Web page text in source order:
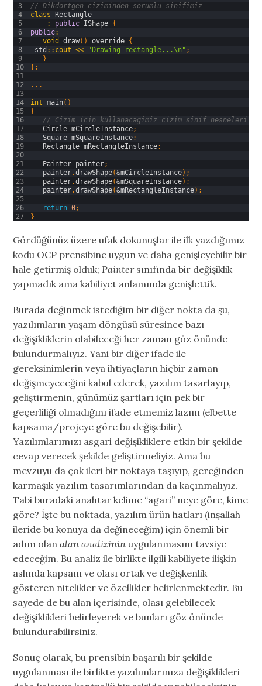
3
4
5
6
7
8
9
10
11
12
13
14
15
16
17
18
19
20
21
22
23
24
25
26
27
// Dikdortgen ciziminden sorumlu sinifimiz
class
Rectangle
:
public IShape {
public:
void
draw( ) override {
std :: cout << "Drawing rectangle...\n" ;
}
} ;
. . .
int main( )
{
// Cizim icin kullanacagimiz cizim sinif nesneleri
Circle mCircleInstance;
Square mSquareInstance;
Rectangle mRectangleInstance;
Painter painter;
painter.drawShape(&mCircleInstance) ;
painter.drawShape(&mSquareInstance) ;
painter.drawShape(&mRectangleInstance) ;
return 0;
}
Gördüğünüz üzere ufak dokunuşlar ile ilk yazdığımız
kodu OCP prensibine uygun ve daha genişleyebilir bir
hale getirmiş olduk; Painter sınıfında bir değişiklik
yapmadık ama kabiliyet anlamında genişlettik.
Burada değinmek istediğim bir diğer nokta da şu,
yazılımların yaşam döngüsü süresince bazı
değişikliklerin olabileceği her zaman göz önünde
bulundurmalıyız. Yani bir diğer ifade ile
gereksinimlerin veya ihtiyaçların hiçbir zaman
değişmeyeceğini kabul ederek, yazılım tasarlayıp,
geliştirmenin, günümüz şartları için pek bir
geçerliliği olmadığını ifade etmemiz lazım (elbette
kapsama/projeye göre bu değişebilir).
Yazılımlarımızı asgari değişikliklere etkin bir şekilde
cevap verecek şekilde geliştirmeliyiz. Ama bu
mevzuyu da çok ileri bir noktaya taşıyıp, gereğinden
karmaşık yazılım tasarımlarından da kaçınmalıyız.
Tabi buradaki anahtar kelime “agari” neye göre, kime
göre? İşte bu noktada, yazılım ürün hatları (inşallah
ileride bu konuya da değineceğim) için önemli bir
adım olanalan analizinin uygulanmasını tavsiye
edeceğim. Bu analiz ile birlikte ilgili kabiliyete ilişkin
aslında kapsam ve olası ortak ve değişkenlik
gösteren nitelikler ve özellikler belirlenmektedir. Bu
sayede de bu alan içerisinde, olası gelebilecek
değişiklikleri belirleyerek ve bunları göz önünde
bulundurabilirsiniz.
Sonuç olarak, bu prensibin başarılı bir şekilde
uygulanması ile birlikte yazılımlarınıza değişiklikleri